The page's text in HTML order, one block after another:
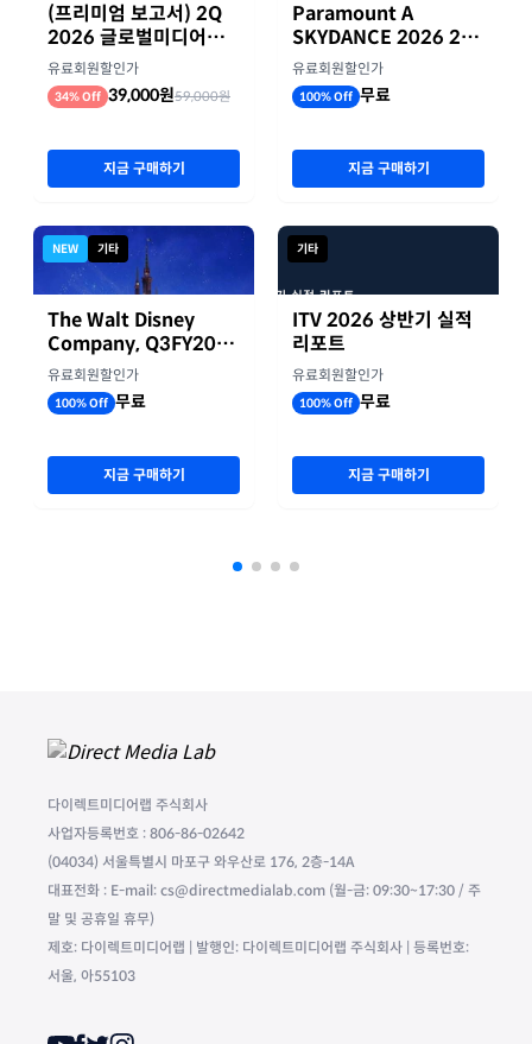
(프리미엄 보고서) 2Q
2026 글로벌미디어기
업 실적 종합 보고서
유료회원할인가
34% Off 39,000원59,000원
지금 구매하기
NEW 기타
The Walt Disney
Company, Q3FY2026
실적자료
유료회원할인가
100% Off 무료
지금 구매하기
Paramount A
SKYDANCE 2026 2분
기 실적
유료회원할인가
100% Off 무료
지금 구매하기
기타
ITV 2026 상반기 실적
리포트
유료회원할인가
100% Off 무료
지금 구매하기
다이렉트미디어랩 주식회사
사업자등록번호 : 806-86-02642
(04034) 서울특별시 마포구 와우산로 176, 2층-14A
대표전화 : E-mail: cs@directmedialab.com (월-금: 09:30~17:30 / 주
말 및 공휴일 휴무)
제호: 다이렉트미디어랩 | 발행인: 다이렉트미디어랩 주식회사 | 등록번호:
서울, 아55103